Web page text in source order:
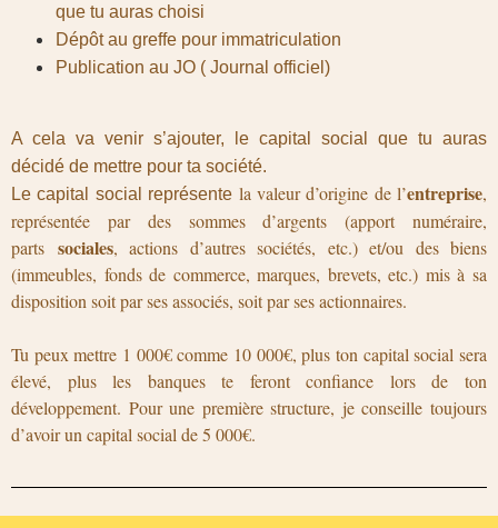
que tu auras choisi
Dépôt au greffe pour immatriculation
Publication au JO ( Journal officiel)
A cela va venir s’ajouter, le capital social que tu auras
décidé de mettre pour ta société.
Le capital social représente la valeur d’origine de l’entreprise,
représentée par des sommes d’argents (apport numéraire,
parts sociales, actions d’autres sociétés, etc.) et/ou des biens
(immeubles, fonds de commerce, marques, brevets, etc.) mis à sa
disposition soit par ses associés, soit par ses actionnaires.
Tu peux mettre 1 000€ comme 10 000€, plus ton capital social sera
élevé, plus les banques te feront confiance lors de ton
développement. Pour une première structure, je conseille toujours
d’avoir un capital social de 5 000€.